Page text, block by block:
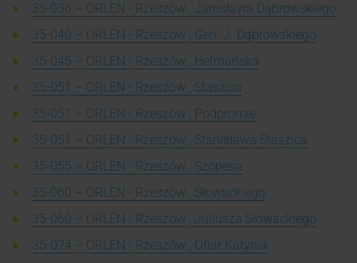
35-036 – ORLEN - Rzeszów , Jarosława Dąbrowskiego
35-040 – ORLEN - Rzeszów , Gen. J. Dąbrowskiego
35-045 – ORLEN - Rzeszów , Hetmańska
35-051 – ORLEN - Rzeszów , Staszica
35-051 – ORLEN - Rzeszów , Podpromie
35-051 – ORLEN - Rzeszów , Stanisława Staszica
35-055 – ORLEN - Rzeszów , Szopena
35-060 – ORLEN - Rzeszów , Słowackiego
35-060 – ORLEN - Rzeszów , Juliusza Słowackiego
35-074 – ORLEN - Rzeszów , Ofiar Katynia